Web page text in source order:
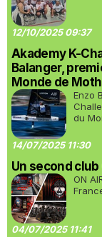
12/10/2025 09:37
Akademy K-
Balanger,
Monde de
Enzo
du
14/07/2025 11:30
Un second club
ON
04/07/2025 11:41